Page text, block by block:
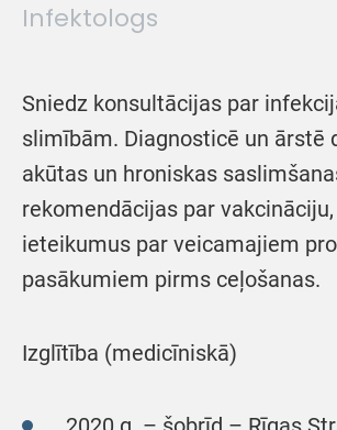
Infektologs
Sniedz konsultācijas par
slimībām. Diagnosticē un ārstē
akūtas un hroniskas
rekomendācijas par
ieteikumus par veicamajiem
pasākumiem pirms ceļošanas.
Izglītība (medicīniskā)